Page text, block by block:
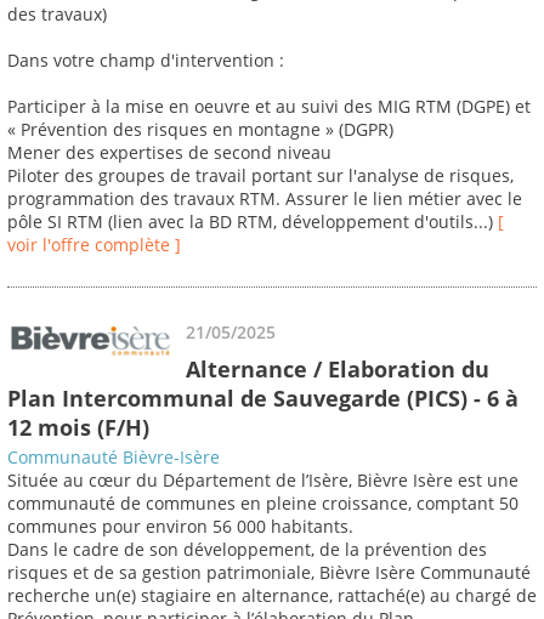
des travaux)
Dans votre champ d'intervention :
Participer à la mise en oeuvre et au suivi des MIG RTM (DGPE) et
« Prévention des risques en montagne » (DGPR)
Mener des expertises de second niveau
Piloter des groupes de travail portant sur l'analyse de risques,
programmation des travaux RTM. Assurer le lien métier avec le
pôle SI RTM (lien avec la BD RTM, développement d'outils...) [
voir l'offre complète ]
21/05/2025
Alternance / Elaboration du
Plan Intercommunal de Sauvegarde (PICS) - 6 à
12 mois (F/H)
Communauté Bièvre-Isère
Située au cœur du Département de l’Isère, Bièvre Isère est une
communauté de communes en pleine croissance, comptant 50
communes pour environ 56 000 habitants.
Dans le cadre de son développement, de la prévention des
risques et de sa gestion patrimoniale, Bièvre Isère Communauté
recherche un(e) stagiaire en alternance, rattaché(e) au chargé de